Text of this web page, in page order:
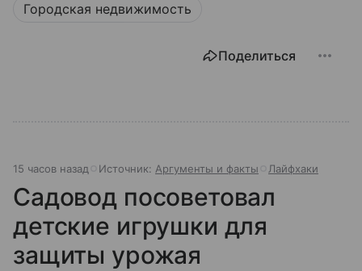
Городская недвижимость
Поделиться
15 часов назад Источник: Аргументы и факты Лайфхаки
Садовод посоветовал
детские игрушки для
защиты урожая